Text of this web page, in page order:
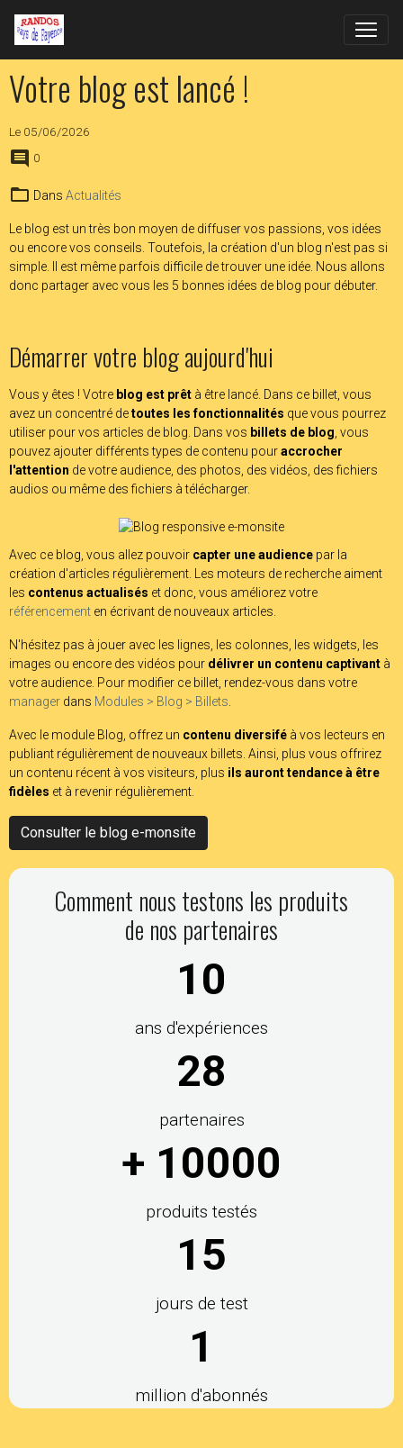
Votre blog est lancé !
Le 05/06/2026
0
Dans Actualités
Le blog est un très bon moyen de diffuser vos passions, vos idées
ou encore vos conseils. Toutefois, la création d'un blog n'est pas si
simple. Il est même parfois difficile de trouver une idée. Nous allons
donc partager avec vous les 5 bonnes idées de blog pour débuter.
Démarrer votre blog aujourd'hui
Vous y êtes ! Votre blog est prêt à être lancé. Dans ce billet, vous
avez un concentré detoutes les fonctionnalités que vous pourrez
utiliser pour vos articles de blog. Dans vos billets de blog , vous
pouvez ajouter différents types de contenu pouraccrocher
l'attention de votre audience, des photos, des vidéos, des fichiers
audios ou même des fichiers à télécharger.
Avec ce blog, vous allez pouvoir capter une audience par la
création d'articles régulièrement. Les moteurs de recherche aiment
les contenus actualisés et donc, vous améliorez votre
référencement en écrivant de nouveaux articles.
N'hésitez pas à jouer avec les lignes, les colonnes, les widgets, les
images ou encore des vidéos pour délivrer un contenu captivant à
votre audience. Pour modifier ce billet, rendez-vous dans votre
manager dans Modules > Blog > Billets
Avec le module Blog, offrez un contenu diversifé à vos lecteurs en
publiant régulièrement de nouveaux billets. Ainsi, plus vous offrirez
un contenu récent à vos visiteurs, plus ils auront tendance à être
fidèles et à revenir régulièrement.
Consulter le blog e-monsite
Comment nous testons les produits
de nos partenaires
10
ans d'expériences
30
partenaires
+ 10000
produits testés
15
jours de test
1
million d'abonnés